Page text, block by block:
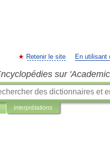
Retenir le site En utilisant
sur
interprétations